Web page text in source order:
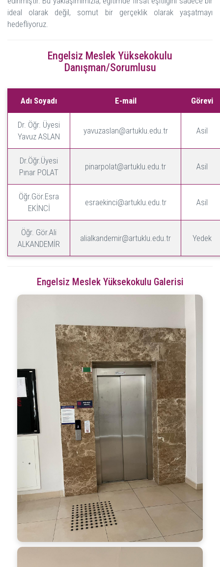
ideal olarak değil, somut bir gerçeklik olarak yaşatmayı
hedefliyoruz.
Engelsiz Meslek Yüksekokulu
Danışman/Sorumlusu
Adı Soyadı E-mail Görevi
Dr. Öğr. Üyesi
Yavuz ASLAN
yavuzaslan@artuklu.edu.tr Asil
Dr.Öğr.Üyesi
Pınar POLAT
pinarpolat@artuklu.edu.tr Asil
Öğr.Gör.Esra
EKİNCİ
esraekinci@artuklu.edu.tr Asil
Öğr. Gör.Ali
ALKANDEMİR
alialkandemir@artuklu.edu.tr Yedek
Engelsiz Meslek Yüksekokulu Galerisi